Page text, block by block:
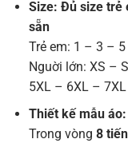
Size: Đủ size trẻ
sẵn
Trẻ em: 1 – 3 –
Nguời lớn: XS –
5XL – 6XL – 7XL
Thiết kế mẫu áo:
Trong vòng 8